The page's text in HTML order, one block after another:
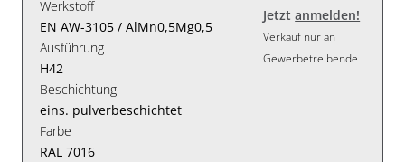
Werkstoff
EN AW-3105 / AlMn0,5Mg0,5
Ausführung
H42
Beschichtung
eins. pulverbeschichtet
Farbe
RAL 7016
Jetztanmelden!
Verkauf nur an
Gewerbetreibende